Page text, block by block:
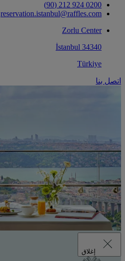
0200 924 212 (90)
reservation.istanbul@raffles.com
Zorlu Center
34340 İstanbul
Türkiye
اتصل بنا
إغلاق